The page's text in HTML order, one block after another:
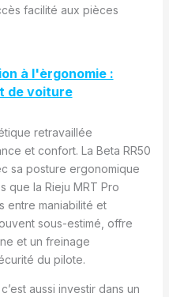
facilité aux pièces
à l'èrgonomie :
de voiture
retravaillée
et confort. La Beta RR50
sa posture ergonomique
que la Rieju MRT Pro
entre maniabilité et
sous-estimé, offre
et un freinage
du pilote.
aussi investir dans un